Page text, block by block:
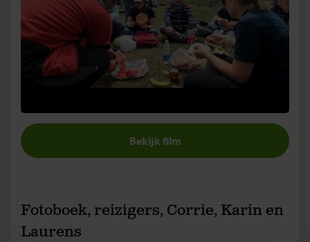
Bekijk film
Fotoboek, reizigers, Corrie, Karin en
Laurens